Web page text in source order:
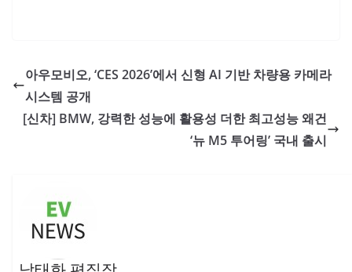
아우모비오, ‘CES 2026’에서 신형 AI 기반 차량용 카메라
시스템 공개
[신차] BMW, 강력한 성능에 활용성 더한 최고성능 왜건
‘뉴 M5 투어링’ 국내 출시